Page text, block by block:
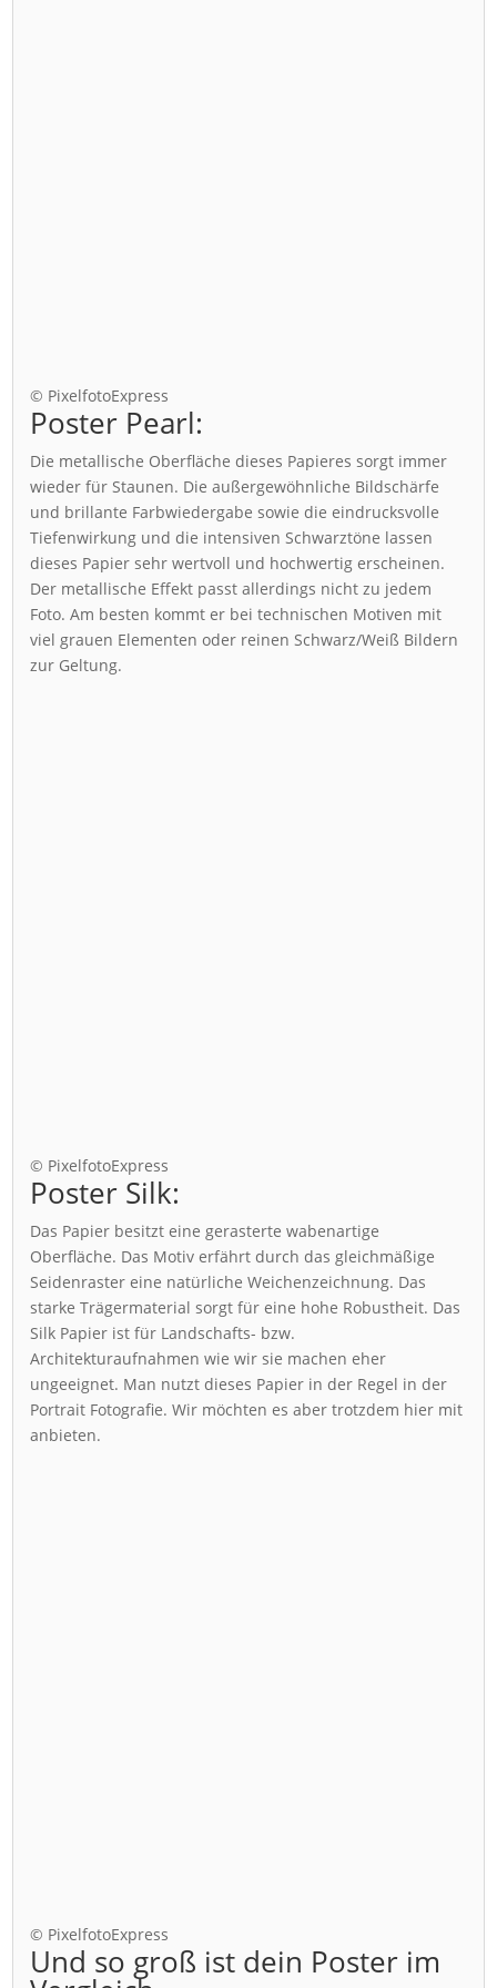
© PixelfotoExpress
Poster Pearl:
Die metallische Oberfläche dieses Papieres sorgt immer
wieder für Staunen. Die außergewöhnliche Bildschärfe
und brillante Farbwiedergabe sowie die eindrucksvolle
Tiefenwirkung und die intensiven Schwarztöne lassen
dieses Papier sehr wertvoll und hochwertig erscheinen.
Der metallische Effekt passt allerdings nicht zu jedem
Foto. Am besten kommt er bei technischen Motiven mit
viel grauen Elementen oder reinen Schwarz/Weiß Bildern
zur Geltung.
© PixelfotoExpress
Poster Silk:
Das Papier besitzt eine gerasterte wabenartige
Oberfläche. Das Motiv erfährt durch das gleichmäßige
Seidenraster eine natürliche Weichenzeichnung. Das
starke Trägermaterial sorgt für eine hohe Robustheit. Das
Silk Papier ist für Landschafts- bzw.
Architekturaufnahmen wie wir sie machen eher
ungeeignet. Man nutzt dieses Papier in der Regel in der
Portrait Fotografie. Wir möchten es aber trotzdem hier mit
anbieten.
© PixelfotoExpress
Und so groß ist dein Poster im